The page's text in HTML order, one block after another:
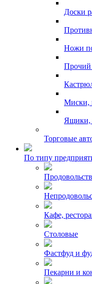
Доски
Ножи
Прочий
Миски,
Ящики,
Торговые
По типу
Кафе,
Столовые
Фастфуд и
Пекарни и